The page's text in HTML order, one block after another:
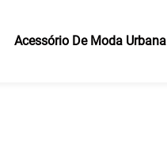
Acessório De Moda Urbana